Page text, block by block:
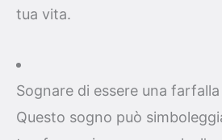
tua vita.
Sognare di essere una
Questo sogno può